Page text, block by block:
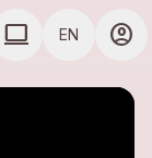
COMPUTER USE
computer EN account_circle
close